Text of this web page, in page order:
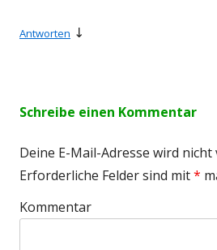
Antworten ↓
Schreibe einen Kommentar
Deine E-Mail-Adresse wird
Erforderliche Felder sind mit*
Kommentar